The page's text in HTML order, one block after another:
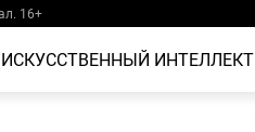
16+
ИСКУССТВЕННЫЙ ИНТЕЛЛЕКТ